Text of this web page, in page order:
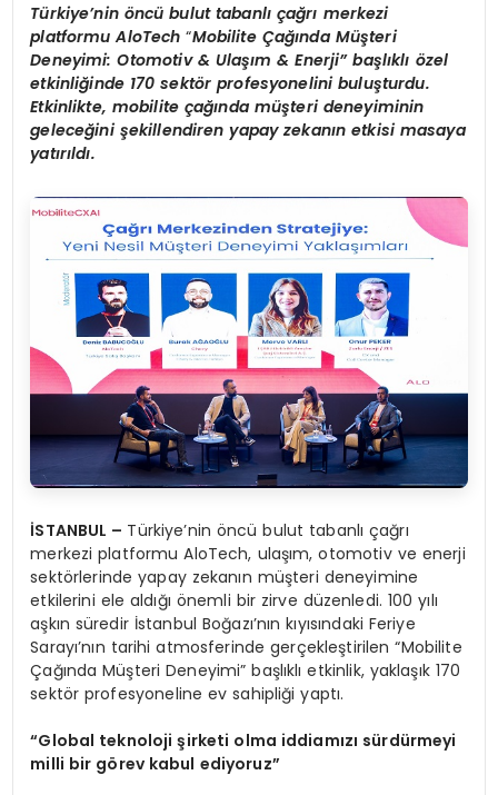
Türkiye’nin öncü bulut tabanlı çağrı merkezi
platformu AloTech“Mobilite Çağında Müşteri
Deneyimi: Otomotiv & Ulaşım & Enerji” başlıklı özel
etkinliğinde 170 sektör profesyonelini buluşturdu.
Etkinlikte, mobilite çağında müşteri deneyiminin
geleceğini şekillendiren yapay zekanın etkisi masaya
yatırıldı.
İSTANBUL – Türkiye’nin öncü bulut tabanlı çağrı
merkezi platformu AloTech, ulaşım, otomotiv ve enerji
sektörlerinde yapay zekanın müşteri deneyimine
etkilerini ele aldığı önemli bir zirve düzenledi. 100 yılı
aşkın süredir İstanbul Boğazı’nın kıyısındaki Feriye
Sarayı’nın tarihi atmosferinde gerçekleştirilen “Mobilite
Çağında Müşteri Deneyimi” başlıklı etkinlik, yaklaşık 170
sektör profesyoneline ev sahipliği yaptı.
“Global teknoloji şirketi olma iddiamızı sürdürmeyi
milli bir görev kabul ediyoruz”